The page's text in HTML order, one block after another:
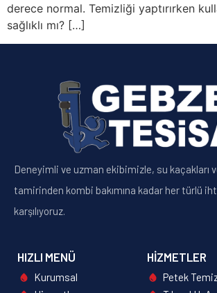
derece normal. Temizliği yaptırırken
sağlıklı mı? […]
Deneyimli ve uzman ekibimizle, su kaçakları
tamirinden kombi bakımına kadar her türlü
karşılıyoruz.
HIZLI MENÜ
Kurumsal
HIZMETLER
Petek